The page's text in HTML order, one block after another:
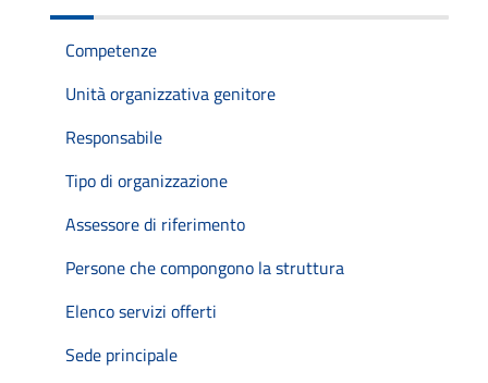
Competenze
Unità organizzativa genitore
Responsabile
Tipo di organizzazione
Assessore di riferimento
Persone che compongono la struttura
Elenco servizi offerti
Sede principale